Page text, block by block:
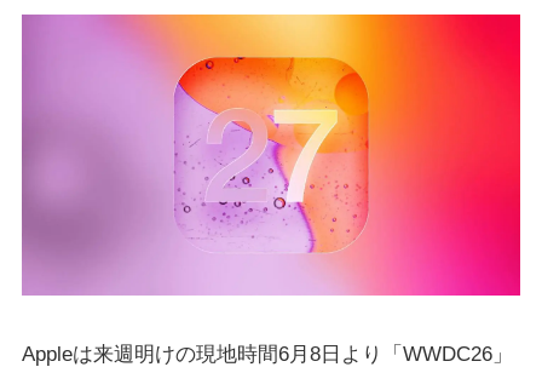
Appleは来週明けの現地時間6月8日より「WWDC26」